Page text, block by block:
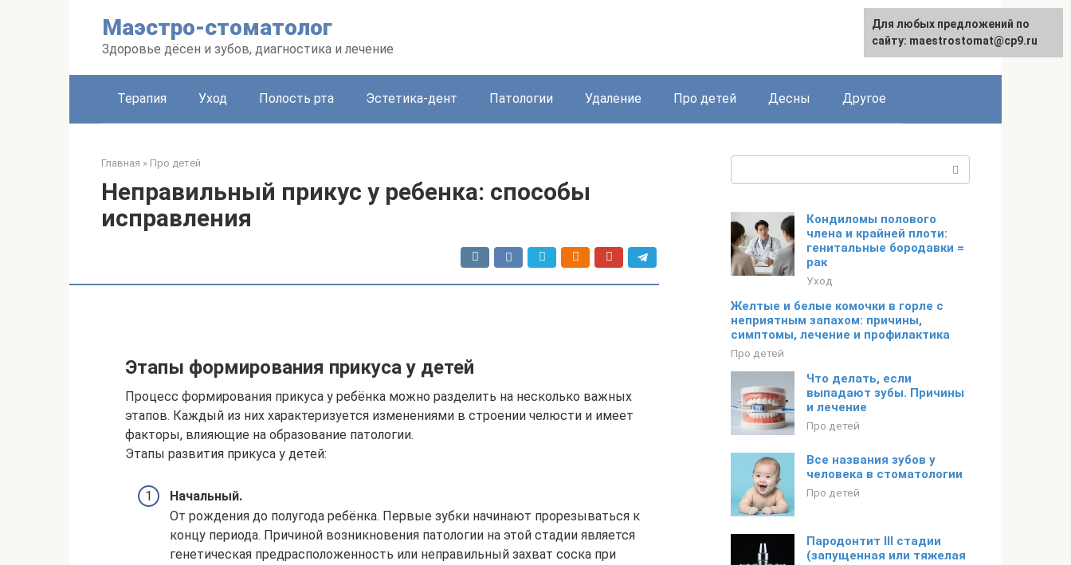
Маэстро-стоматолог
Здоровье дёсен и зубов, диагностика и лечение
Терапия Уход Полость рта Эстетика-дент Патологии Удаление Про детей Десны Другое
Главная » Про детей
Неправильный прикус у ребенка: способы
исправления
Этапы формирования прикуса у детей
Процесс формирования прикуса у ребёнка можно разделить на несколько важных
этапов. Каждый из них характеризуется изменениями в строении челюсти и имеет
факторы, влияющие на образование патологии.
Этапы развития прикуса у детей:
Начальный.
От рождения до полугода ребёнка. Первые зубки начинают прорезываться к
концу периода. Причиной возникновения патологии на этой стадии является
генетическая предрасположенность или неправильный захват соска при
Кондиломы полового
члена и крайней плоти:
генитальные бородавки =
рак
Уход
Желтые и белые комочки в горле с
неприятным запахом: причины,
симптомы, лечение и профилактика
Про детей
Что делать, если
выпадают зубы. Причины
и лечение
Про детей
Все названия зубов у
человека в стоматологии
Про детей
Пародонтит III стадии
(запущенная или тяжелая
Для любых предложений по
сайту: maestrostomat@cp9.ru